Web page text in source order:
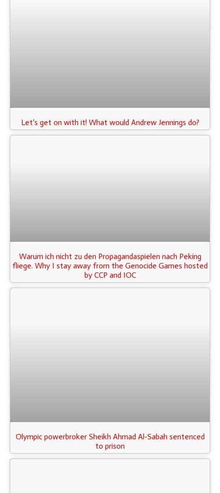
Let‘s get on with it! What would Andrew Jennings do?
Warum ich nicht zu den Propagandaspielen nach Peking
fliege. Why I stay away from the Genocide Games hosted
by CCP and IOC
Olympic powerbroker Sheikh Ahmad Al-Sabah sentenced
to prison